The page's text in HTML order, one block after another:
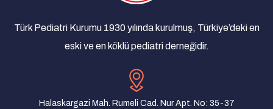
Türk Pediatri Kurumu 1930 yılında kurulmuş, Türkiye’deki en
eski ve en köklü pediatri derneğidir.
Halaskargazi Mah. Rumeli Cad. Nur Apt. No: 35-37